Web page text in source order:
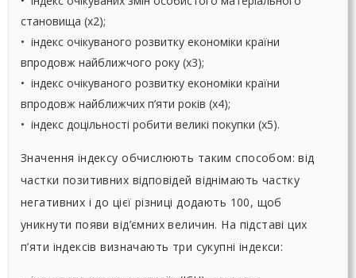
становища (х2);
• індекс очікуваного розвитку економіки країни
впродовж найближчого року (х3);
• індекс очікуваного розвитку економіки країни
впродовж найближчих п’яти років (х4);
• індекс доцільності робити великі покупки (х5).
Значення індексу обчислюють таким способом: від
частки позитивних відповідей віднімають частку
негативних і до цієї різниці додають 100, щоб
уникнути появи від’ємних величин. На підставі цих
п’яти індексів визначають три сукупні індекси: